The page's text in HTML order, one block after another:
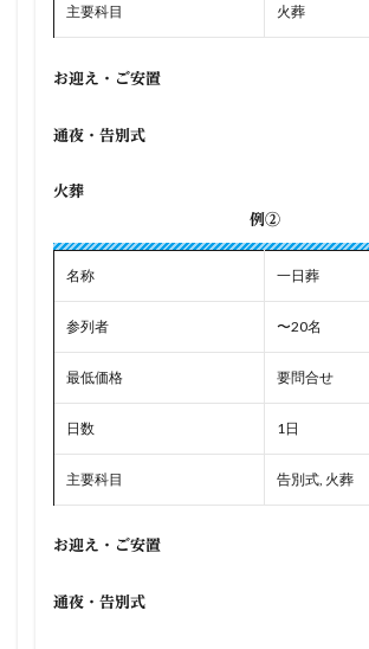
主要科目 火葬
お迎え・ご安置
通夜・告別式
火葬
例②
名称 一日葬
参列者 〜20名
最低価格 要問合せ
日数 1日
主要科目 告別式, 火葬
お迎え・ご安置
通夜・告別式